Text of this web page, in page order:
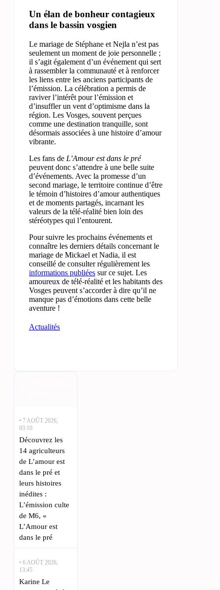
Un élan de bonheur contagieux
dans le bassin vosgien
Le mariage de Stéphane et Nejla n’est pas
seulement un moment de joie personnelle ;
il s’agit également d’un événement qui sert
à rassembler la communauté et à renforcer
les liens entre les anciens participants de
l’émission. La célébration a permis de
raviver l’intérêt pour l’émission et
d’insuffler un vent d’optimisme dans la
région. Les Vosges, souvent perçues
comme une destination tranquille, sont
désormais associées à une histoire d’amour
vibrante.
Les fans de L’Amour est dans le pré
peuvent donc s’attendre à une belle suite
d’événements. Avec la promesse d’un
second mariage, le territoire continue d’être
le témoin d’histoires d’amour authentiques
et de moments partagés, incarnant les
valeurs de la télé-réalité bien loin des
stéréotypes qui l’entourent.
Pour suivre les prochains événements et
connaître les derniers détails concernant le
mariage de Mickael et Nadia, il est
conseillé de consulter régulièrement les
informations publiées sur ce sujet. Les
amoureux de télé-réalité et les habitants des
Vosges peuvent s’accorder à dire qu’il ne
manque pas d’émotions dans cette belle
aventure !
Actualités
• 7 AOÛT 2026,
03:10
Découvrez les
14 agriculteurs
de L’amour est
dans le pré et
leurs histoires
inédites :
L’émission culte
de M6, «
L’Amour est
dans le pré
• 6 AOÛT 2026,
13:45
Karine Le